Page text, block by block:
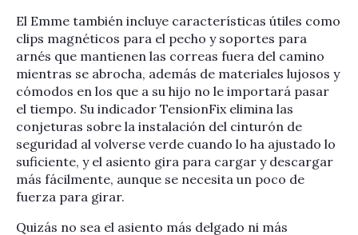
El Emme también incluye características útiles como
clips magnéticos para el pecho y soportes para
arnés que mantienen las correas fuera del camino
mientras se abrocha, además de materiales lujosos y
cómodos en los que a su hijo no le importará pasar
el tiempo. Su indicador TensionFix elimina las
conjeturas sobre la instalación del cinturón de
seguridad al volverse verde cuando lo ha ajustado lo
suficiente, y el asiento gira para cargar y descargar
más fácilmente, aunque se necesita un poco de
fuerza para girar.
Quizás no sea el asiento más delgado ni más